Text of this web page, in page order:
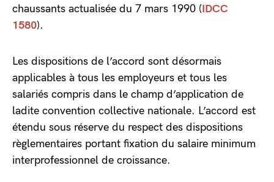
chaussants actualisée du 7 mars 1990 (IDCC
1580).
Les dispositions de l’accord sont désormais
applicables à tous les employeurs et tous les
salariés compris dans le champ d’application de
ladite convention collective nationale. L’accord est
étendu sous réserve du respect des dispositions
règlementaires portant fixation du salaire minimum
interprofessionnel de croissance.